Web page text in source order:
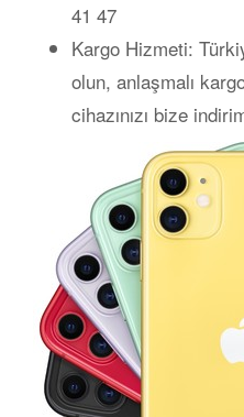
41 47
Kargo Hizmeti:
olun, anlaşmalı
cihazınızı bize